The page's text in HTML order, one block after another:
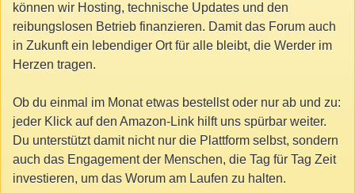
können wir Hosting, technische Updates und den
reibungslosen Betrieb finanzieren. Damit das Forum auch
in Zukunft ein lebendiger Ort für alle bleibt, die Werder im
Herzen tragen.
Ob du einmal im Monat etwas bestellst oder nur ab und zu:
jeder Klick auf den Amazon-Link hilft uns spürbar weiter.
Du unterstützt damit nicht nur die Plattform selbst, sondern
auch das Engagement der Menschen, die Tag für Tag Zeit
investieren, um das Worum am Laufen zu halten.